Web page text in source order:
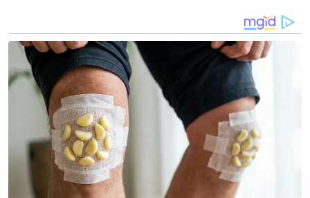
Hakikat itu menjadikan penyingkiran kali ini
cukup sukar diterima, bukan sahaja oleh
Ronaldo, malah jutaan penyokong yang
mengimpikan beliau akhirnya menjulang trofi
yang selama ini begitu sukar digapai.